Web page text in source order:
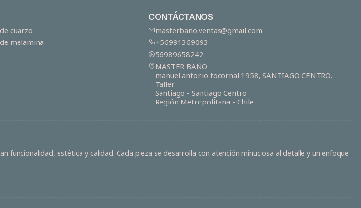
cuarzo
melamina
CONTÁCTANOS
masterbano.ventas@gmail.com
+56991369093
56989658242
MASTER BAÑO
manuel antonio tocornal 1958, SANTIAGO CENTRO,
Taller
Santiago - Santiago Centro
Región Metropolitana - Chile
funcionalidad, estética y calidad. Cada pieza se desarrolla con atención minuciosa al detalle y un enfoque